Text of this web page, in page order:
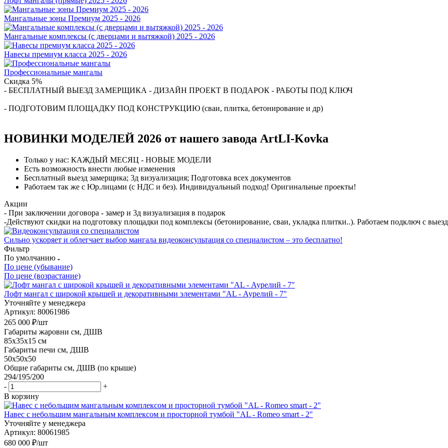
Мангальные зоны Премиум 2025 - 2026
Мангальные комплексы (с дверцами и вытяжкой) 2025 - 2026
Навесы премиум класса 2025 - 2026
Профессиональные мангалы
Скидка 5%
- БЕСПЛАТНЫЙ ВЫЕЗД ЗАМЕРЩИКА - ДИЗАЙН ПРОЕКТ В ПОДАРОК - РАБОТЫ ПОД КЛЮЧ
- ПОДГОТОВИМ ПЛОЩАДКУ ПОД КОНСТРУКЦИЮ (сваи, плитка, бетонирование и др)
НОВИНКИ МОДЕЛЕЙ 2026 от нашего завода ArtLI-Kovka
Только у нас: КАЖДЫЙ МЕСЯЦ - НОВЫЕ МОДЕЛИ
Есть возможность внести любые изменения
Бесплатный выезд замерщика; 3д визуализация; Подготовка всех документов
Работаем так же с Юр.лицами (с НДС и без). Индивидуальный подход! Оригинальные проекты!
Акции
- При заключении договора - замер и 3д визуализация в подарок
-Действуют скидки на подготовку площадки под комплексы (бетонирование, сваи, укладка плитки..). Работаем подключ с
Сильно ускоряет и облегчает выбор мангала видеоконсультация со специалистом – это бесплатно!
Фильтр
По умолчанию
По цене (убывание)
По цене (возрастание)
Лофт мангал с широкой крышей и декоративными элементами "AL - Аурелий - 7"
Уточняйте у менеджера
Артикул: 80061986
265 000 ₽/шт
Габариты жаровни см, ДШВ
85x35x15 см
Габариты печи см, ДШВ
50x50x50
Общие габариты см, ДШВ (по крыше)
294/195/200
-
+
В корзину
Навес с небольшим мангальным комплексом и просторной тумбой "AL - Romeo smart - 2"
Уточняйте у менеджера
Артикул: 80061985
680 000 ₽/шт